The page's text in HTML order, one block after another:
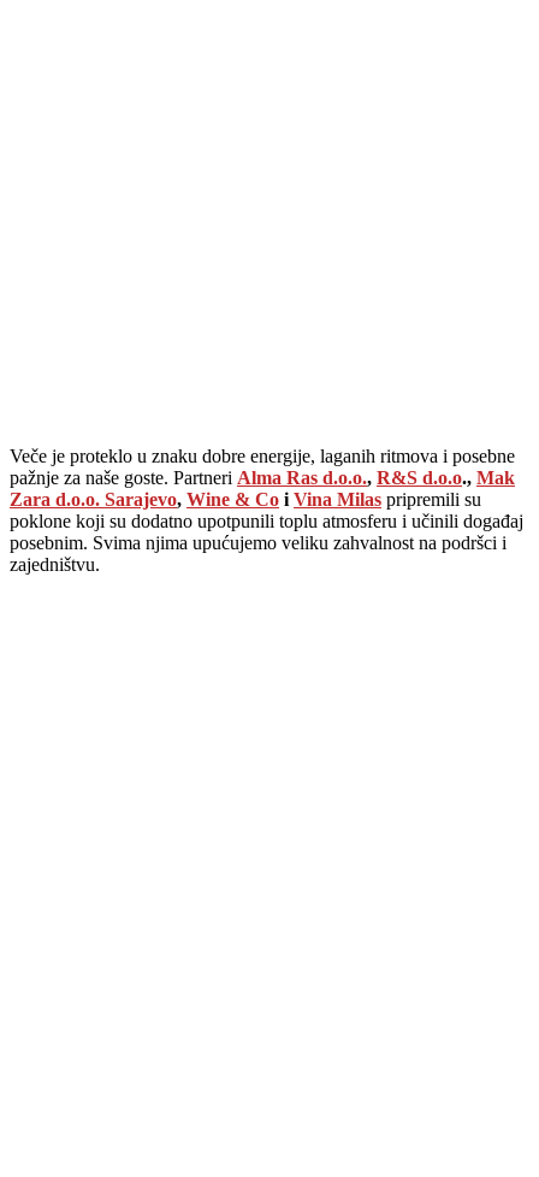
Veče je proteklo u znaku dobre energije, laganih ritmova i posebne
pažnje za naše goste. Partneri Alma Ras d.o.o., R&S d.o.o., Mak
Zara d.o.o. Sarajevo, Wine & Co i Vina Milas pripremili su
poklone koji su dodatno upotpunili toplu atmosferu i učinili događaj
posebnim. Svima njima upućujemo veliku zahvalnost na podršci i
zajedništvu.